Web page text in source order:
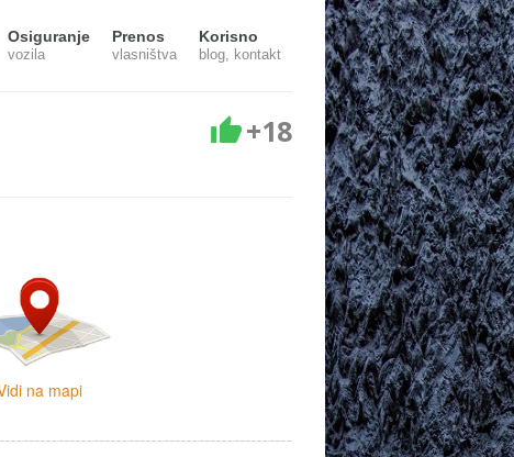
Osiguranje
vozila
Prenos
vlasništva
Korisno
blog, kontakt
+18
na mapi